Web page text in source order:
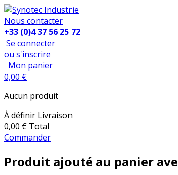
Nous contacter
+33 (0)4 37 56 25 72
Se connecter
ou s'inscrire
Mon panier
0,00 €
Aucun produit
À définir Livraison
0,00 € Total
Commander
Produit ajouté au panier